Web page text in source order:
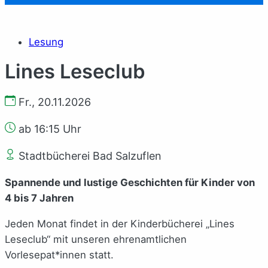
Lesung
Lines Leseclub
Fr., 20.11.2026
ab 16:15 Uhr
Stadtbücherei Bad Salzuflen
Spannende und lustige Geschichten für Kinder von
4 bis 7 Jahren
Jeden Monat findet in der Kinderbücherei „Lines
Leseclub“ mit unseren ehrenamtlichen
Vorlesepat*innen statt.